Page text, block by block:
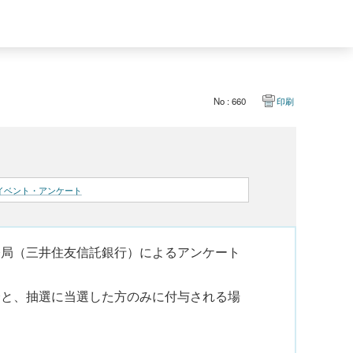
No : 660 印刷
ベント・アンケート
（三井住友信託銀行）によるアンケート
、抽選に当選した方のみに付与される場